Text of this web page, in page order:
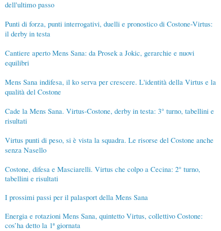
dell'ultimo passo
Punti di forza, punti interrogativi, duelli e pronostico di Costone-Virtus:
il derby in testa
Cantiere aperto Mens Sana: da Prosek a Jokic, gerarchie e nuovi
equilibri
Mens Sana indifesa, il ko serva per crescere. L'identità della Virtus e la
qualità del Costone
Cade la Mens Sana. Virtus-Costone, derby in testa: 3° turno, tabellini e
risultati
Virtus punti di peso, si è vista la squadra. Le risorse del Costone anche
senza Nasello
Costone, difesa e Masciarelli. Virtus che colpo a Cecina: 2° turno,
tabellini e risultati
I prossimi passi per il palasport della Mens Sana
Energia e rotazioni Mens Sana, quintetto Virtus, collettivo Costone:
cos’ha detto la 1ª giornata